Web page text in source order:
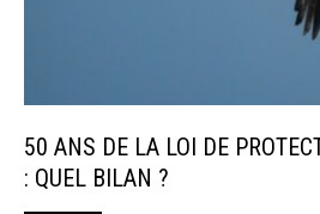
50 ANS DE LA LOI DE
: QUEL BILAN ?